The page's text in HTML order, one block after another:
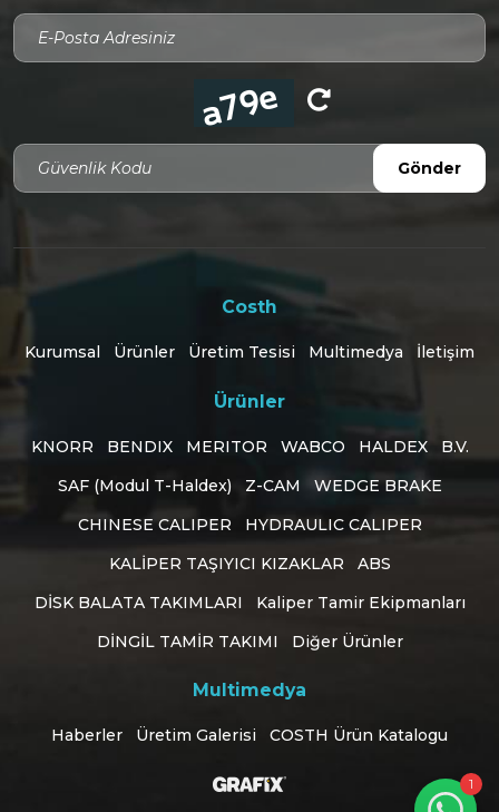
Güvenlik Kodu
Gönder
Costh
Kurumsal Ürünler Üretim Tesisi Multimedya İletişim
Ürünler
KNORR BENDIX MERITOR WABCO HALDEX
B.V.
SAF (Modul T-Haldex)
Z-CAM
WEDGE BRAKE
CHINESE CALIPER
HYDRAULIC CALIPER
KALİPER TAŞIYICI KIZAKLAR
ABS
DİSK BALATA TAKIMLARI
Kaliper Tamir Ekipmanları
DİNGİL TAMİR TAKIMI
Diğer Ürünler
Multimedya
Haberler Üretim Galerisi COSTH Ürün Katalogu
Konya Web Tasarım 1
Customer Support
online
Sitemize hoş geldiniz! Size nasıl